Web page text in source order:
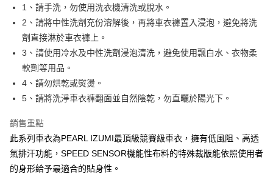
【「AFTEE先享後付」結帳流程】
結帳頁面，進行簡訊認證並確認金額後，即可完成結帳。
２．訂單成立數日內，您將收到繳費通知簡訊。
３．收到繳費通知簡訊後14天內，點擊此簡訊中的連結，可透過四大超商／
ATM／網路銀行／等多元方式進行付款，方視為交易完成。
※ 請注意：結帳手續完成當下不需立刻繳費，但若您需要取消訂單，請聯絡
購買商品的店家。未經商家同意取消之訂單仍視為有效，需透過AFTEE先享
※ 交易是否成功請以「AFTEE先享後付 」之結帳頁面顯示為準，若有關於
客戶支援中心」
１．透過由恩沛科技股份有限公司提供之「AFTEE先享後付」服務完成之交
易，需依本服務之必要範圍內提供個人資料，並將交易相關給付款項請求債
每筆NT$60
付款後－全家取貨
每筆NT$60
7-11取貨付款
每筆NT$60
付款後－7-11取貨
每筆NT$60
本島宅配
每筆NT$200
1、請手洗，勿使用洗衣機清洗或脫水。
2、請將中性洗劑充份溶解後，再將車衣褲置入浸泡，避免將洗
劑直接淋於車衣褲上。
3、請使用冷水及中性洗劑浸泡清洗，避免使用飄白水、衣物柔
軟劑等用品。
4、請勿烘乾或熨燙。
5、請將洗淨車衣褲翻面並自然陰乾，勿直曬於陽光下。
銷售重點
此系列車衣為PEARL IZUMI最頂級競賽級車衣，擁有低風阻、高透
氣排汗功能，SPEED SENSOR機能性布料的特殊裁版能依照使用者
的身形給予最適合的貼身性。